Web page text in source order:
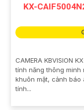
KX-
CAMERA KBVISION
tính năng thông
khuôn mặt, cảnh
tính...